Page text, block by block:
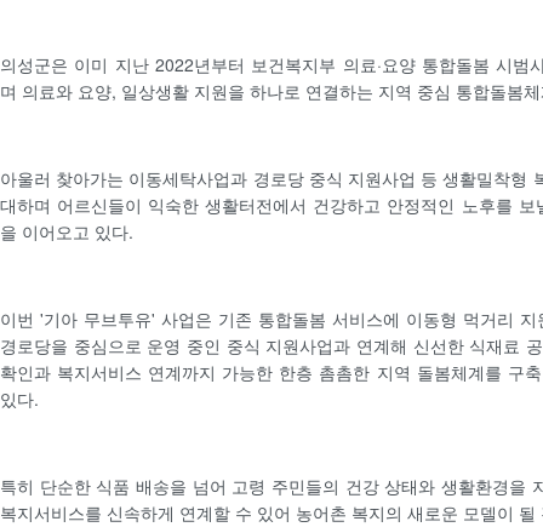
의성군은 이미 지난 2022년부터 보건복지부 의료·요양 통합돌봄 시범
며 의료와 요양, 일상생활 지원을 하나로 연결하는 지역 중심 통합돌봄
아울러 찾아가는 이동세탁사업과 경로당 중식 지원사업 등 생활밀착형
대하며 어르신들이 익숙한 생활터전에서 건강하고 안정적인 노후를
을 이어오고 있다.
이번 '기아 무브투유' 사업은 기존 통합돌봄 서비스에 이동형 먹거리
경로당을 중심으로 운영 중인 중식 지원사업과 연계해 신선한 식재료
확인과 복지서비스 연계까지 가능한 한층 촘촘한 지역 돌봄체계를 구
있다.
특히 단순한 식품 배송을 넘어 고령 주민들의 건강 상태와 생활환경을
복지서비스를 신속하게 연계할 수 있어 농어촌 복지의 새로운 모델이